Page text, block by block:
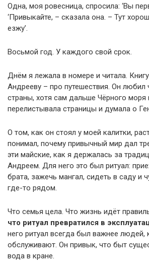
Одна, моя ровесница, спросила: ‘Вы
‘Привыкайте, – сказала она. – Тут
езжу’.
Восьмой год. У каждого свой срок.
Днём я лежала в номере и читала.
Андрееву – про путешествия. Он любил
страны, хотя сам дальше Чёрного моря
перелистывала страницы и думала о
О том, как он стоял у моей калитки,
понимал, почему привычный мир дал
эти майские, как я держалась за
Андреем. Для него это был ритуал:
брата, зажечь мангал, сидеть в саду и
где-то рядом.
Что семья цела. Что жизнь идёт
что ритуал превратился в
него ритуал всегда был важнее людей,
обслуживают. Он привык, что быт
вода в кране.